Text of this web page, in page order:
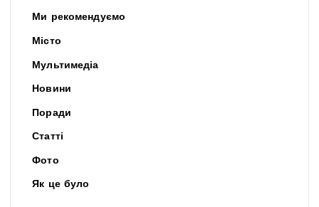
Ми рекомендуємо
Місто
Мультимедіа
Новини
Поради
Статті
Фото
Як це було